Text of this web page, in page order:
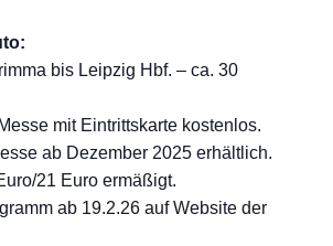
bis Leipzig Hbf. – ca. 30
mit Eintrittskarte kostenlos.
ab Dezember 2025 erhältlich.
21 Euro ermäßigt.
ab 19.2.26 auf Website der